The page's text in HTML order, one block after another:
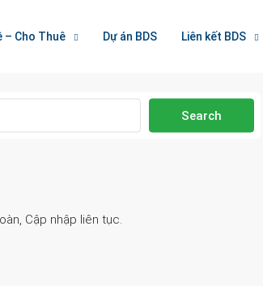
– Cho Thuê Dự án BDS Liên kết BDS
Houzez
Search
Cập nhập liên tục.